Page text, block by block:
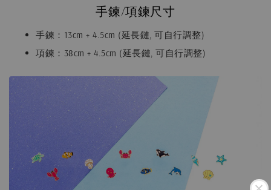
手鍊/項鍊尺寸
手鍊：13cm + 4.5cm (延長鏈, 可自行調整)
項鍊：38cm + 4.5cm (延長鏈, 可自行調整)